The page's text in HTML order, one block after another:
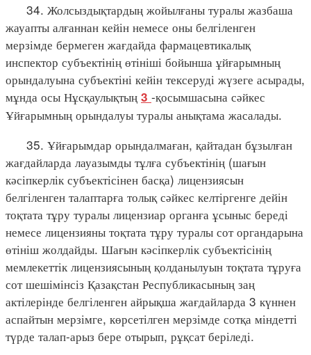
34. Жолсыздықтардың жойылғаны туралы жазбаша
жауапты алғаннан кейін немесе оны белгіленген
мерзімде бермеген жағдайда фармацевтикалық
инспектор субъектінің өтініші бойынша ұйғарымның
орындалуына субъектіні кейін тексеруді жүзеге асырады,
мұнда осы Нұсқаулықтың 3 -қосымшасына сәйкес
Ұйғарымның орындалуы туралы анықтама жасалады.
35. Ұйғарымдар орындалмаған, қайтадан бұзылған
жағдайларда лауазымды тұлға субъектінің (шағын
кәсіпкерлік субъектісінен басқа) лицензиясын
белгіленген талаптарға толық сәйкес келтіргенге дейін
тоқтата тұру туралы лицензиар органға ұсыныс береді
немесе лицензияны тоқтата тұру туралы сот органдарына
өтініш жолдайды. Шағын кәсіпкерлік субъектісінің
мемлекеттік лицензиясының қолданылуын тоқтата тұруға
сот шешімінсіз Қазақстан Республикасының заң
актілерінде белгіленген айрықша жағдайларда 3 күннен
аспайтын мерзімге, көрсетілген мерзімде сотқа міндетті
түрде талап-арыз бере отырып, рұқсат беріледі.